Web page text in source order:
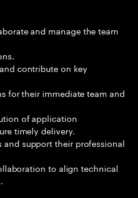
and manage the team
contribute on key
for their immediate team and
of application
timely delivery.
and support their professional
to align technical